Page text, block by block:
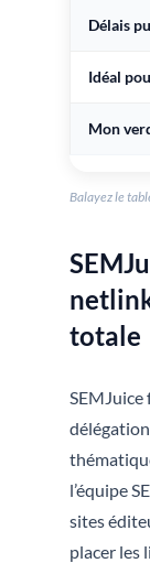
Délais
Idéal
Mon
Balayez le
totale
l’équipe
sites
placer les